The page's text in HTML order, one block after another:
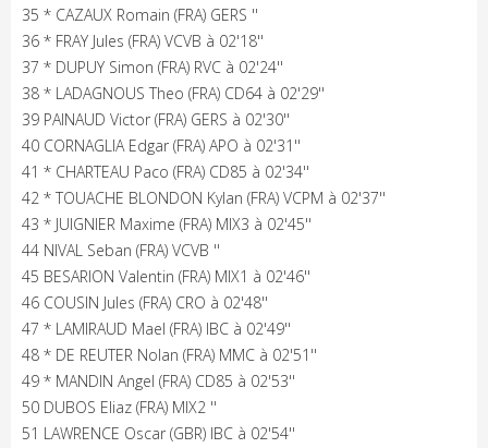
35 * CAZAUX Romain (FRA) GERS ''
36 * FRAY Jules (FRA) VCVB à 02'18''
37 * DUPUY Simon (FRA) RVC à 02'24''
38 * LADAGNOUS Theo (FRA) CD64 à 02'29''
39 PAINAUD Victor (FRA) GERS à 02'30''
40 CORNAGLIA Edgar (FRA) APO à 02'31''
41 * CHARTEAU Paco (FRA) CD85 à 02'34''
42 * TOUACHE BLONDON Kylan (FRA) VCPM à 02'37''
43 * JUIGNIER Maxime (FRA) MIX3 à 02'45''
44 NIVAL Seban (FRA) VCVB ''
45 BESARION Valentin (FRA) MIX1 à 02'46''
46 COUSIN Jules (FRA) CRO à 02'48''
47 * LAMIRAUD Mael (FRA) IBC à 02'49''
48 * DE REUTER Nolan (FRA) MMC à 02'51''
49 * MANDIN Angel (FRA) CD85 à 02'53''
50 DUBOS Eliaz (FRA) MIX2 ''
51 LAWRENCE Oscar (GBR) IBC à 02'54''